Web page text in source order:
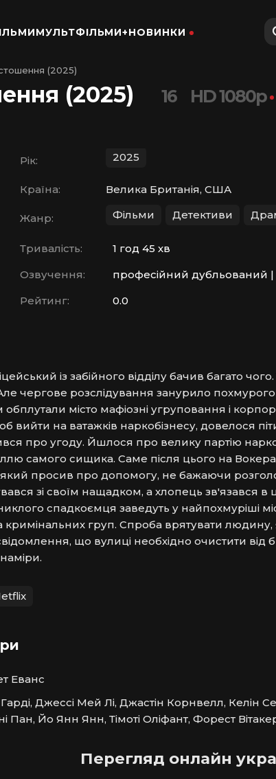
МУЛЬТФІЛЬМИ+НОВИНКИ
(2025)
(2025) 16 HD 1080p
Рік: 2025
Країна: Велика Британія, США
Жанр: Фільми Детективи
Тривалість:
1 год 45 хв
Озвучення:
професійний дубльований |
Рейтинг:
0.0
із забійного відділу бачив багато
чергове розслідування занурило
обплутали місто мафіозні угруповання і
вийти на ватажків наркобізнесу, довелося
про угоду. Йшлося про велику партію
самого сищика. Саме після цього на
який просив про допомогу, не бажаючи
зі своїм нащадком, а хлопець зв'язався
спадкоємця заведуть у найпохмуріші
кримінальних груп. Спроба врятувати
що вулиці необхідно очистити від
Еванс
Джессі Мей Лі, Джастін Корнвелл, Келін
Пан, Йо Янн Янн, Тімоті Оліфант, Форест
Перегляд онлайн